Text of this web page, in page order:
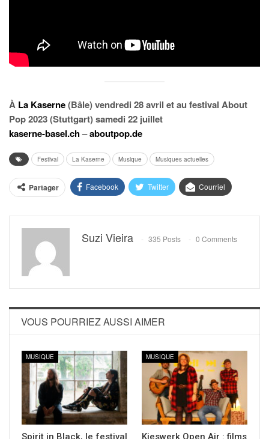
À La Kaserne(Bâle) vendredi 28 avril et au festival About
Pop 2023 (Stuttgart) samedi 22 juillet
kaserne-basel.ch–aboutpop.de
Festival La Kaserne Musique Musiques actuelles
Partager Facebook Twitter Courriel
Suzi Vieira 335 Posts 0 Comments
VOUS POURRIEZ AUSSI AIMER
MUSIQUE
Spirit in Black, le festival
MUSIQUE
Kieswerk Open Air : films